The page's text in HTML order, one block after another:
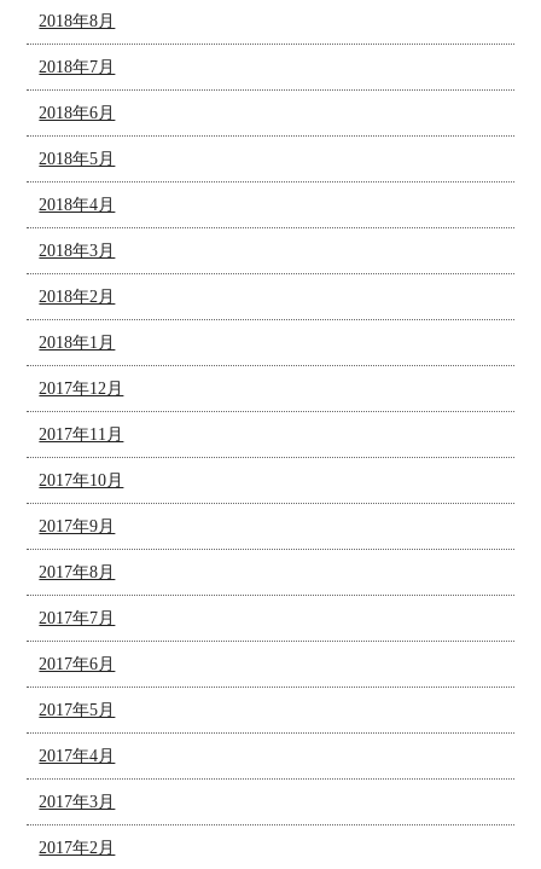
2018年8月
2018年7月
2018年6月
2018年5月
2018年4月
2018年3月
2018年2月
2018年1月
2017年12月
2017年11月
2017年10月
2017年9月
2017年8月
2017年7月
2017年6月
2017年5月
2017年4月
2017年3月
2017年2月